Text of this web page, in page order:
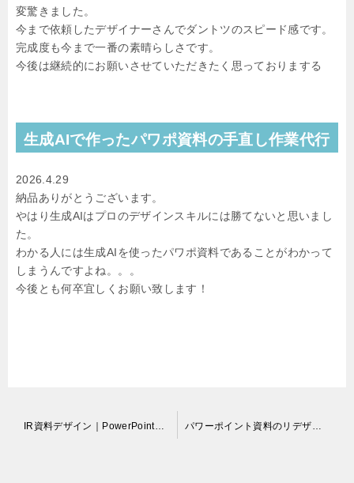
変驚きました。
今まで依頼したデザイナーさんでダントツのスピード感です。
完成度も今まで一番の素晴らしさです。
今後は継続的にお願いさせていただきたく思っておりまする
生成AIで作ったパワポ資料の手直し作業代行
2026.4.29
納品ありがとうございます。
やはり生成AIはプロのデザインスキルには勝てないと思いまし
た。
わかる人には生成AIを使ったパワポ資料であることがわかって
しまうんですよね。。。
今後とも何卒宜しくお願い致します！
IR資料デザイン｜PowerPointデザイン作成代行